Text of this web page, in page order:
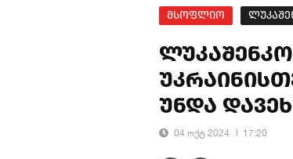
მსოფლიო
უნდა
04 ოქტ 2024 17:20